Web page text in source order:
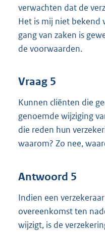
verwachten dat de
Het is mij niet bekend
gang van zaken is
de voorwaarden.
Vraag 5
Kunnen cliënten die
genoemde wijziging
die reden hun
waarom? Zo nee,
Antwoord 5
Indien een
overeenkomst ten
wijzigt, is de